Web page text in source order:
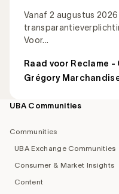
Vanaf 2 augustus
Voor...
Raad voor Reclame
Grégory
Footer
UBA Communities
Communities
UBA Exchange Communities
Consumer & Market Insights
Content